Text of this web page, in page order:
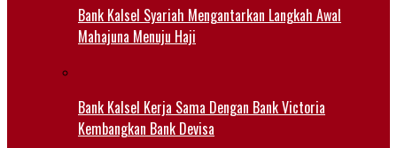
Bank Kalsel Syariah Mengantarkan Langkah Awal
Mahajuna Menuju Haji
Bank Kalsel Kerja Sama Dengan Bank Victoria
Kembangkan Bank Devisa